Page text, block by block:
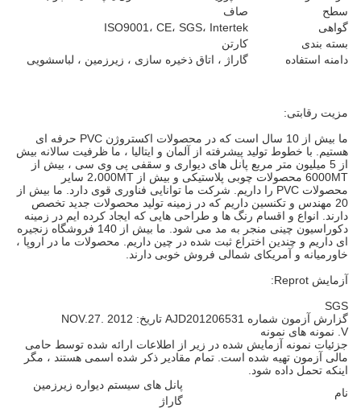
سطح
صاف
گواهی
ISO9001، CE، SGS، Intertek
بسته بندی
کارتن
دامنه استفاده
گاراژ ، اتاق ذخیره سازی ، زیرزمین ، لباسشویی
مزیت رقابتی:
ما بیش از 10 سال است که در محصولات اکستروژن PVC حرفه ای
هستیم. با خطوط تولید پیشرفته از آلمان و ایتالیا ، ما ظرفیت سالانه بیش
از 5 میلیون متر مربع پانل های دیواری و سقفی پی وی سی ، بیش از
6000MT محصولات چوبی پلاستیکی و بیش از 2،000MT سایر
محصولات PVC را داریم. شرکت ما توانایی فناوری قوی دارد. ما بیش از
20 مهندس و تکنسین داریم که در زمینه تولید محصولات جدید تخصص
دارند. انواع و اقسام رنگ ها و طراحی هایی که ایجاد کرده ایم در زمینه
دکوراسیون چینی منجر به مد می شود. ما بیش از 140 فروشگاه زنجیره
ای داریم و چندین اختراع ثبت شده در چین داریم. محصولات ما در اروپا ،
خاورمیانه و آمریکای شمالی فروش خوبی دارند.
آزمایش Reprot:
SGS
گزارش آزمون شماره AJD201206531 تاریخ: NOV.27. 2012
V. نمونه های نمونه
جزئیات نمونه آزمایش شده در زیر از اطلاعات ارائه شده توسط حامی
مالی آزمون تهیه شده است. تمام مقادیر ذکر شده اسمی هستند ، مگر
اینکه تحمل داده شود.
نام
پانل های سیستم دیواره زیرزمین
گاراژ